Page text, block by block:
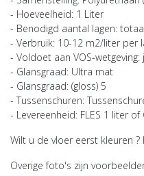
- Hoeveelheid: 1 Liter
- Benodigd aantal lagen:
- Verbruik: 10-12 m2/liter per
- Voldoet aan VOS-wetgeving:
- Glansgraad: Ultra mat
- Glansgraad: (gloss) 5
- Tussenschuren:
- Levereenheid: FLES 1 liter of
Wilt u de vloer eerst kleuren
Overige foto's zijn